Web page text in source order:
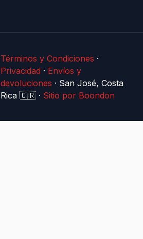
Términos y Condiciones ·
Privacidad · Envíos y
devoluciones · San José, Costa
Rica 🇨🇷 · Sitio por Boondon